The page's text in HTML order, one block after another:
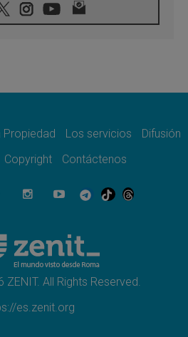
«la paz no se compra con una
de Genazzano
Vicariato Apostólico de Calapán
en diócesis
Los desplazados invisibles de una
Propiedad Los servicios
Difusión
Copyright Contáctenos
All Rights Reserved.
es.zenit.org